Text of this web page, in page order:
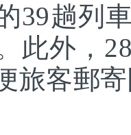
39趟列
此外，
旅客郵